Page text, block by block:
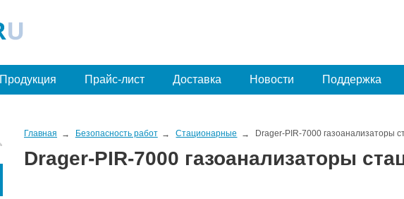
Продукция Прайс-лист Доставка Новости Поддержка
Главная Безопасность работ Стационарные Drager-PIR-7000 газоанализаторы
Drager-PIR-7000 газоанализаторы